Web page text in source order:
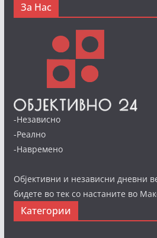
За Нас
-Независно
-Реално
-Навремено
Објективни и независни дневни
бидете во тек со настаните во
Категории